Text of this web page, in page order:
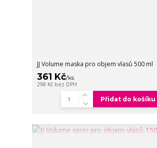
JJ Volume maska pro objem vlasů 500 ml
361 Kč/ks
298 Kč bez DPH
Přidat do košíku